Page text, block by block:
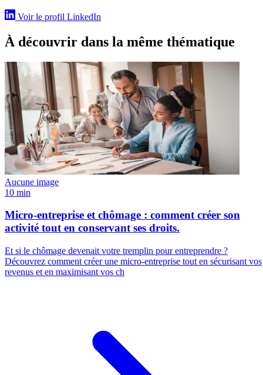
Voir le profil LinkedIn
À découvrir dans la même thématique
Aucune image
10 min
Micro-entreprise et chômage : comment créer son
activité tout en conservant ses droits.
Et si le chômage devenait votre tremplin pour entreprendre ?
Découvrez comment créer une micro-entreprise tout en sécurisant vos
revenus et en maximisant vos ch